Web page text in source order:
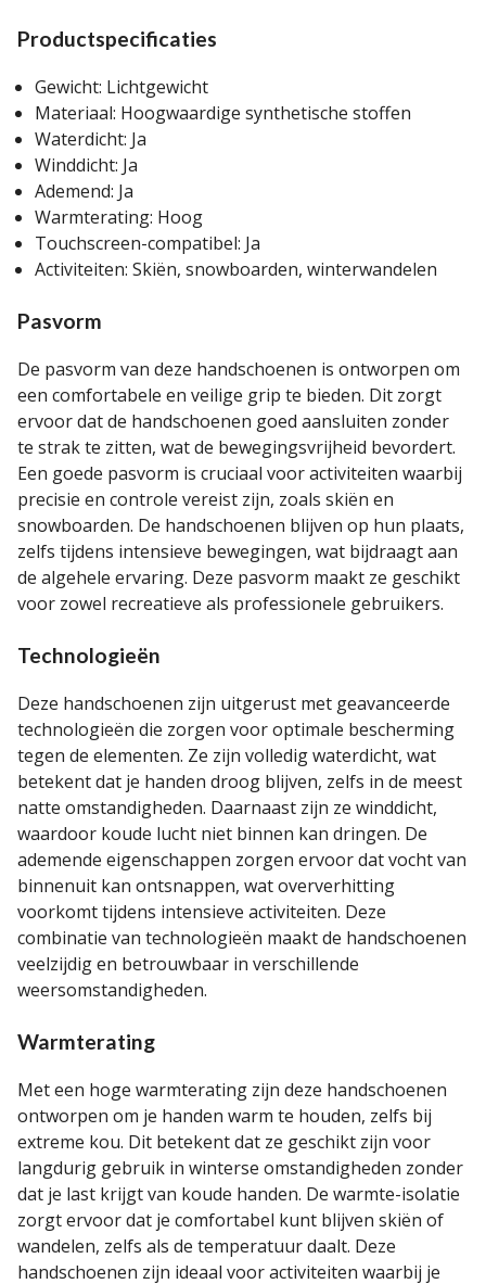
Productspecificaties
Gewicht: Lichtgewicht
Materiaal: Hoogwaardige synthetische stoffen
Waterdicht: Ja
Winddicht: Ja
Ademend: Ja
Warmterating: Hoog
Touchscreen-compatibel: Ja
Activiteiten: Skiën, snowboarden, winterwandelen
Pasvorm
De pasvorm van deze handschoenen is ontworpen om
een comfortabele en veilige grip te bieden. Dit zorgt
ervoor dat de handschoenen goed aansluiten zonder
te strak te zitten, wat de bewegingsvrijheid bevordert.
Een goede pasvorm is cruciaal voor activiteiten waarbij
precisie en controle vereist zijn, zoals skiën en
snowboarden. De handschoenen blijven op hun plaats,
zelfs tijdens intensieve bewegingen, wat bijdraagt aan
de algehele ervaring. Deze pasvorm maakt ze geschikt
voor zowel recreatieve als professionele gebruikers.
Technologieën
Deze handschoenen zijn uitgerust met geavanceerde
technologieën die zorgen voor optimale bescherming
tegen de elementen. Ze zijn volledig waterdicht, wat
betekent dat je handen droog blijven, zelfs in de meest
natte omstandigheden. Daarnaast zijn ze winddicht,
waardoor koude lucht niet binnen kan dringen. De
ademende eigenschappen zorgen ervoor dat vocht van
binnenuit kan ontsnappen, wat oververhitting
voorkomt tijdens intensieve activiteiten. Deze
combinatie van technologieën maakt de handschoenen
veelzijdig en betrouwbaar in verschillende
weersomstandigheden.
Warmterating
Met een hoge warmterating zijn deze handschoenen
ontworpen om je handen warm te houden, zelfs bij
extreme kou. Dit betekent dat ze geschikt zijn voor
langdurig gebruik in winterse omstandigheden zonder
dat je last krijgt van koude handen. De warmte-isolatie
zorgt ervoor dat je comfortabel kunt blijven skiën of
wandelen, zelfs als de temperatuur daalt. Deze
handschoenen zijn ideaal voor activiteiten waarbij je